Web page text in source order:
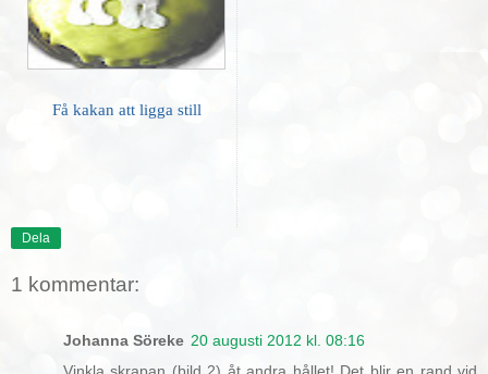
Få kakan att ligga still
Dela
1 kommentar:
Johanna Söreke 20 augusti 2012 kl. 08:16